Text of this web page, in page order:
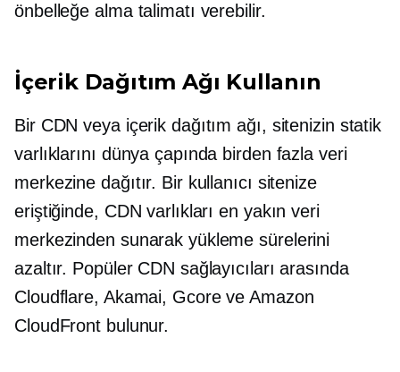
önbelleğe alma talimatı verebilir.
İçerik Dağıtım Ağı Kullanın
Bir CDN veya içerik dağıtım ağı, sitenizin statik
varlıklarını dünya çapında birden fazla veri
merkezine dağıtır. Bir kullanıcı sitenize
eriştiğinde, CDN varlıkları en yakın veri
merkezinden sunarak yükleme sürelerini
azaltır. Popüler CDN sağlayıcıları arasında
Cloudflare, Akamai, Gcore ve Amazon
CloudFront bulunur.